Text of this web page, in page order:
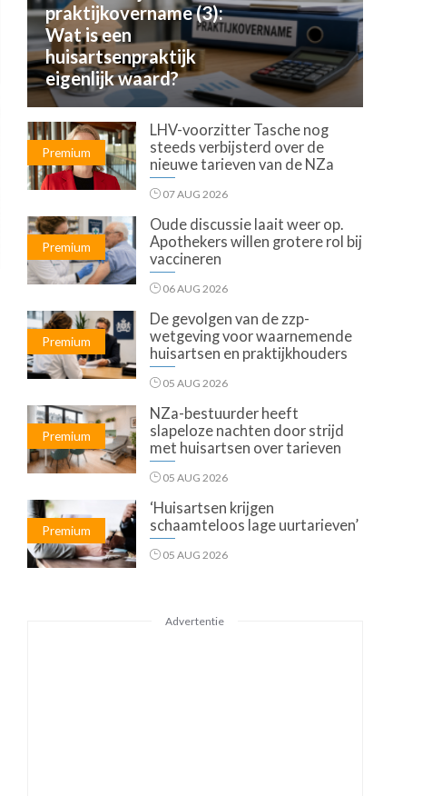
praktijkovername (3):
Wat is een
huisartsenpraktijk
eigenlijk waard?
Premium
LHV-voorzitter Tasche nog
steeds verbijsterd over de
nieuwe tarieven van de NZa
07 AUG 2026
Premium
Oude discussie laait weer op.
Apothekers willen grotere rol bij
vaccineren
06 AUG 2026
Premium
De gevolgen van de zzp-
wetgeving voor waarnemende
huisartsen en praktijkhouders
05 AUG 2026
Premium
NZa-bestuurder heeft
slapeloze nachten door strijd
met huisartsen over tarieven
05 AUG 2026
Premium
‘Huisartsen krijgen
schaamteloos lage uurtarieven’
05 AUG 2026
Advertentie